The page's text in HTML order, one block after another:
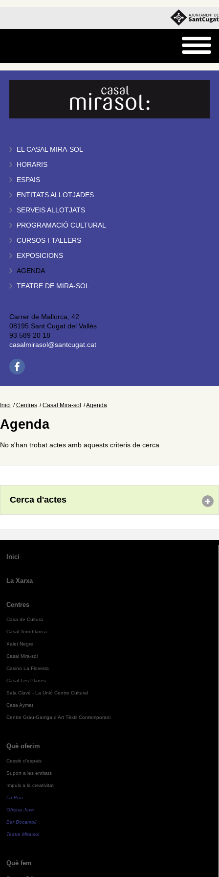
EL CASAL MIRA-SOL
HORARIS
ESPAIS
ENTITATS ALLOTJADES
SERVEIS ALLOTJATS
PROGRAMACIÓ CULTURAL
CURSOS I TALLERS
EXPOSICIONS
AGENDA
TEATRE DE MIRA-SOL
Carrer de Mallorca, 42
08195 Sant Cugat del Vallès
93 589 20 18
casalmirasol@santcugat.cat
Inici Centres Casal Mira-sol Agenda
Agenda
No s'han trobat actes amb aquests criteris de cerca
Cerca d'actes
Inici
La Xarxa
Centres
Casa de Cultura
Casal Torreblanca
Xalet Negre
Casal Mira-sol
Casino La Floresta
Casal Les Planes
Sala Clavé - La Unió Centre Cultural
Casa Aymat
Centre Grau-Garriga d'Art Tèxtil Contemporani
Què oferim
Cessió d'espais
Suport a les entitats
Impuls a la creativitat
La Pua
Oficina Jove
Bar Bocamoll
Teatre Mira-sol
Què fem